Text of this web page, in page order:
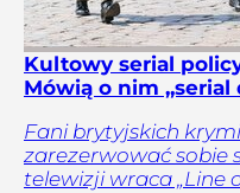
Kultowy serial
Mówią o nim „serial
Fani brytyjskich
zarezerwować sobie
telewizji wraca „Line